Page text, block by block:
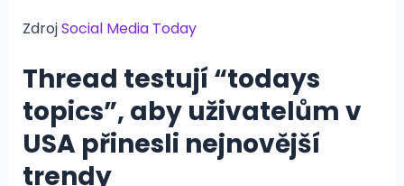
ZdrojSocial Media Today
Thread testují “todays
topics”, aby uživatelům v
USA přinesli nejnovější
trendy